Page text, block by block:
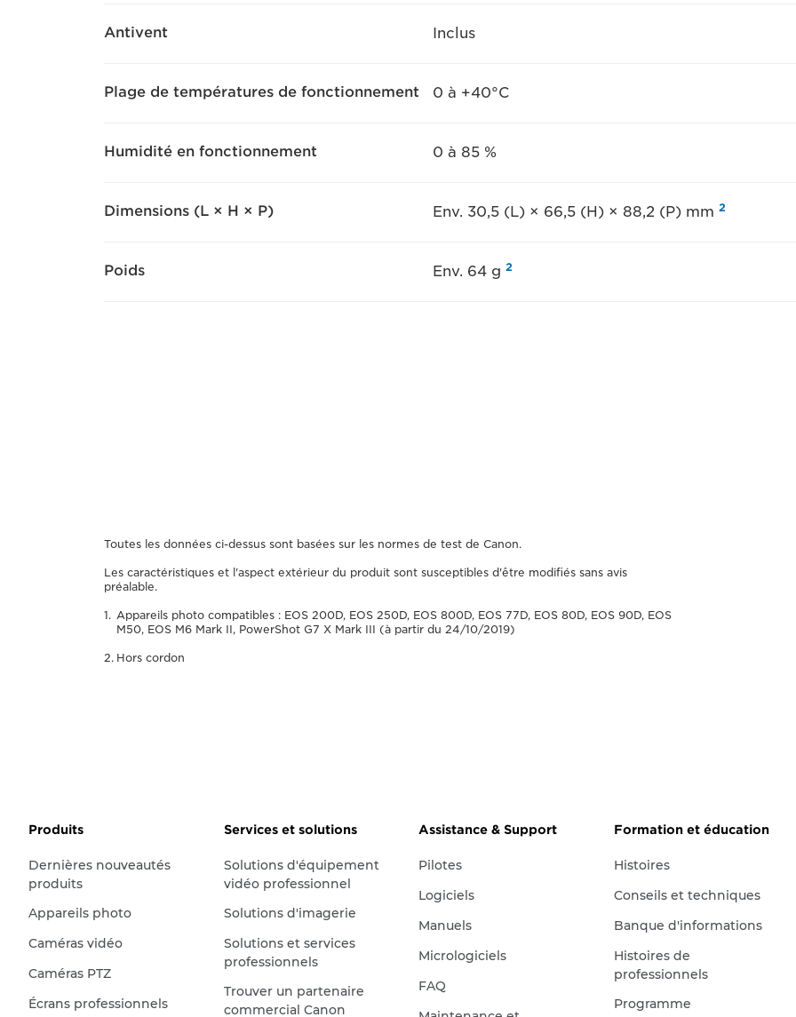
Antivent Inclus
Plage de températures de fonctionnement 0 à +40°C
Humidité en fonctionnement 0 à 85 %
Dimensions (L × H × P) Env. 30,5 (L) × 66,5 (H) × 88,2 (P) mm 2
Poids Env. 64 g 2
Toutes les données ci-dessus sont basées sur les normes de test de Canon.
Les caractéristiques et l'aspect extérieur du produit sont susceptibles d'être modifiés sans avis
préalable.
Appareils photo compatibles : EOS 200D, EOS 250D, EOS 800D, EOS 77D, EOS 80D, EOS 90D, EOS
M50, EOS M6 Mark II, PowerShot G7 X Mark III (à partir du 24/10/2019)
Hors cordon
Produits
Dernières nouveautés
produits
Appareils photo
Caméras vidéo
Caméras PTZ
Écrans professionnels
Services et solutions
Solutions d'équipement
vidéo professionnel
Solutions d'imagerie
Solutions et services
professionnels
Trouver un partenaire
commercial Canon
Assistance & Support
Pilotes
Logiciels
Manuels
Micrologiciels
FAQ
Formation et éducation
Histoires
Conseils et techniques
Banque d'informations
Histoires de
professionnels
Programme